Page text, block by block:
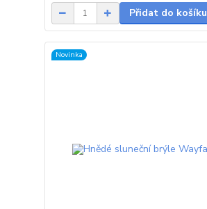
Přidat do košíku
Novinka